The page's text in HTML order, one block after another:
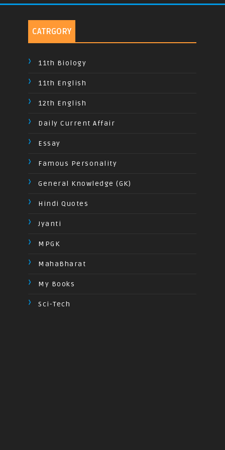
CATRGORY
11th Biology
11th English
12th English
Daily Current Affair
Essay
Famous Personality
General Knowledge (GK)
Hindi Quotes
Jyanti
MPGK
MahaBharat
My Books
Sci-Tech